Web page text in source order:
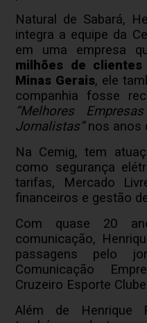
Natural de Sabará,
integra a equipe da
em uma empresa
milhões de
Minas Gerais, ele
companhia fosse
“Melhores
Jornalistas”nos anos
Na Cemig, tem
como segurança
tarifas, Mercado
financeiros e gestão
Com quase 20
comunicação,
passagens pelo
Comunicação
Cruzeiro Esporte
Além de Henrique